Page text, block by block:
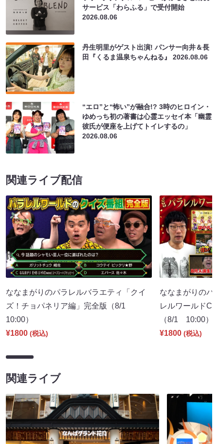
サービス「わらふる」で受付開始
2026.08.06
丹生明里がゲスト出演! パンサー向井＆長
田『くるま温泉ちゃんねる』2026.08.06
“エロ”と“怖い”が融合!? 3時のヒロイン・
ゆめっち初の著書は心霊エッセイ本「幽霊
彼氏が便座を上げてトイレするの」
2026.08.06
関連ライブ配信
ななまがりのパラレルバラエティ「クイ
ズ！チョパネリア編」完全版（8/1
10:00）
¥1800 (税込)
ななまがりのパ
レルワールド
（8/1 10:00）
¥1800 (税込)
関連ライブ